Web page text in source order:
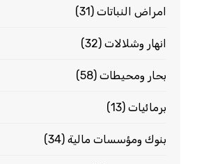
امراض النباتات(31)
انهار وشلالات(32)
بحار ومحيطات(58)
برمائيات(13)
بنوك ومؤسسات مالية(34)